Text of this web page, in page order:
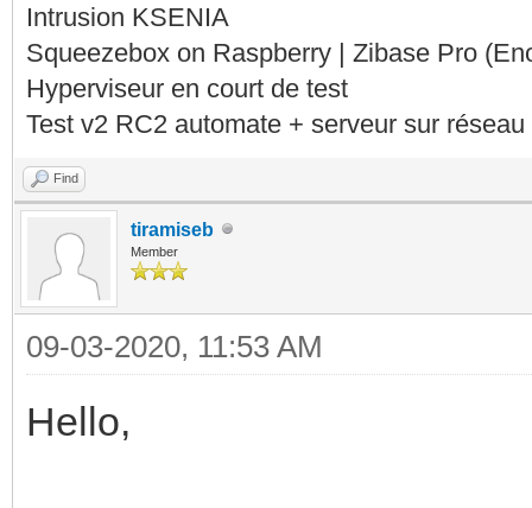
Intrusion KSENIA
Squeezebox on Raspberry | Zibase Pro
Hyperviseur en court de test
Test v2 RC2 automate + serveur sur
Find
tiramiseb
Member
09-03-2020, 11:53 AM
Hello,